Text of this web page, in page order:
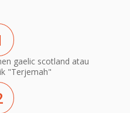
gaelic scotland atau
"Terjemah"